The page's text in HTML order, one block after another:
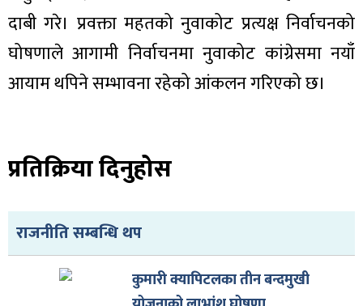
दाबी गरे। प्रवक्ता महतको नुवाकोट प्रत्यक्ष निर्वाचनको
घोषणाले आगामी निर्वाचनमा नुवाकोट कांग्रेसमा नयाँ
आयाम थपिने सम्भावना रहेको आंकलन गरिएको छ।
प्रतिक्रिया दिनुहोस
राजनीति सम्बन्धि थप
कुमारी क्यापिटलका तीन बन्दमुखी